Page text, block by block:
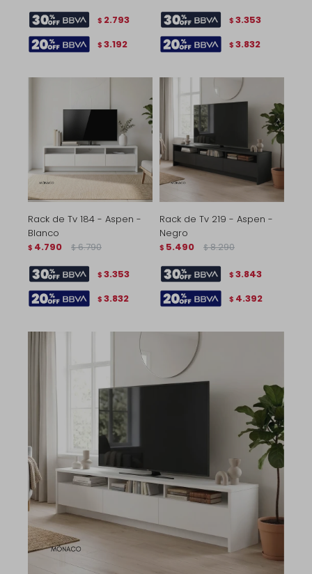
$ 2.793
$ 3.192
$ 3.353
$ 3.832
Rack de Tv 184 - Aspen -
Blanco
$ 4.790 $ 6.790
$ 3.353
$ 3.832
Rack de Tv 219 - Aspen -
Negro
$ 5.490 $ 8.290
$ 3.843
$ 4.392